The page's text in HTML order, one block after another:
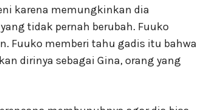
karena memungkinkan dia
tidak pernah berubah. Fuuko
Fuuko memberi tahu gadis itu bahwa
dirinya sebagai Gina, orang yang